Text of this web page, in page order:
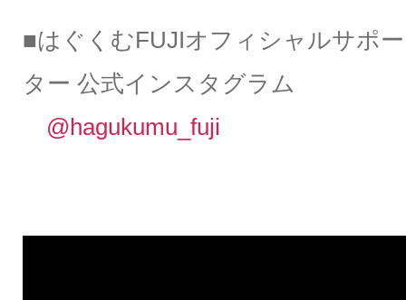
■はぐくむFUJIオフィシャルサポー
ター 公式インスタグラム
@hagukumu_fuji